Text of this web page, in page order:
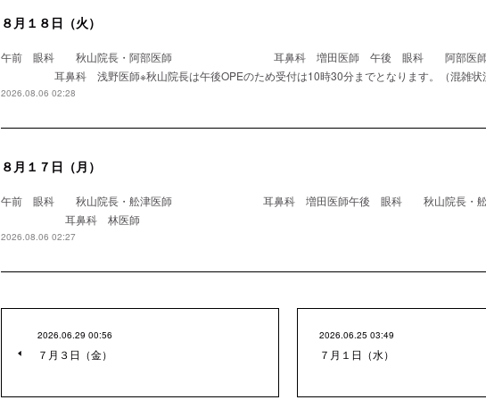
８月１８日（火）
午前 眼科 秋山院長・阿部医師 耳鼻科 増田医師 午後 眼科 阿部
耳鼻科 浅野医師※秋山院長は午後OPEのため受付は10時30分までとなります。（混雑状
2026.08.06 02:28
８月１７日（月）
午前 眼科 秋山院長・舩津医師 耳鼻科 増田医師午後 眼科 秋山院長・舩
耳鼻科 林医師
2026.08.06 02:27
2026.06.29 00:56
７月３日（金）
2026.06.25 03:49
７月１日（水）